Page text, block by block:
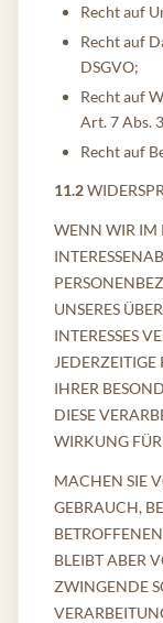
Recht auf
Recht auf
DSGVO;
Recht auf
Art. 7 Abs.
Recht auf
11.2
WENN WIR IM
UNSERES
INTERESSES
IHRER
DIESE
WIRKUNG
MACHEN SIE
GEBRAUCH,
BLEIBT ABER
ZWINGENDE